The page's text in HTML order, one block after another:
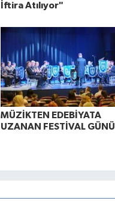
İftira Atılıyor"
MÜZİKTEN EDEBİYATA
UZANAN FESTİVAL GÜNÜ